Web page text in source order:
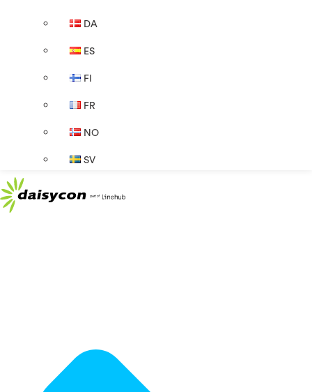
DA
ES
FI
FR
NO
SV